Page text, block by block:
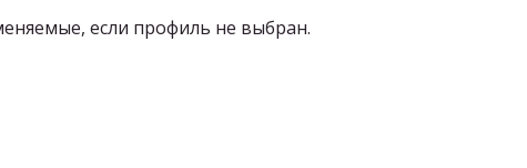
если профиль не выбран.